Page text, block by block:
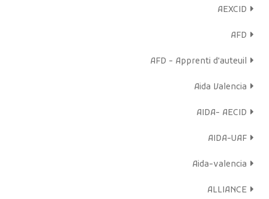
AEXCID
AFD
AFD - Apprenti d'auteuil
Aida Valencia
AIDA- AECID
AIDA-UAF
Aida-valencia
ALLIANCE
l’association, visent à protéger et promouvoir les droits sociaux
et permettent de sensibiliser plus efficacement les acteurs
ces femmes.
Bonne écoute sur Radio mères en ligne !
Écoutez maintenant